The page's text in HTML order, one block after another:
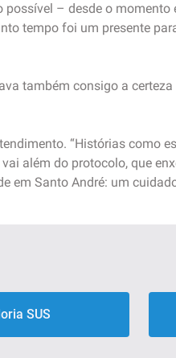
– desde o momento
tempo foi um presente
também consigo a
“Histórias como
além do protocolo, que
em Santo André: um
SUS